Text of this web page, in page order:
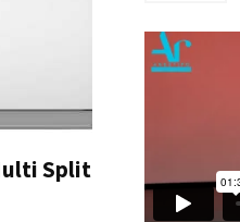
Split